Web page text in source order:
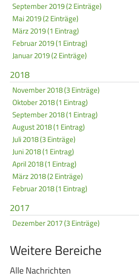
September 2019 (2 Einträge)
Mai 2019 (2 Einträge)
März 2019 (1 Eintrag)
Februar 2019 (1 Eintrag)
Januar 2019 (2 Einträge)
2018
November 2018 (3 Einträge)
Oktober 2018 (1 Eintrag)
September 2018 (1 Eintrag)
August 2018 (1 Eintrag)
Juli 2018 (3 Einträge)
Juni 2018 (1 Eintrag)
April 2018 (1 Eintrag)
März 2018 (2 Einträge)
Februar 2018 (1 Eintrag)
2017
Dezember 2017 (3 Einträge)
Weitere Bereiche
Navigation
Alle Nachrichten